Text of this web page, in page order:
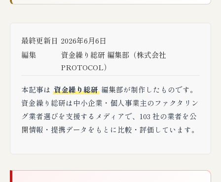
最終更新日 2026年6月6日
編集
資金繰り総研 編集部（株式会社
PROTOCOL）
本記事は資金繰り総研 編集部が制作したものです。
資金繰り総研は中小企業・個人事業主のファクタリン
グ業者選びを支援するメディアで、103 社の業者を公
開情報・提携データをもとに比較・評価しています。